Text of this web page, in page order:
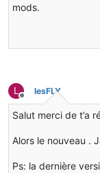
mods.
L
Hors-ligne
lesFLY
Salut merci de t’a
Alors le nouveau .
Ps: la dernière